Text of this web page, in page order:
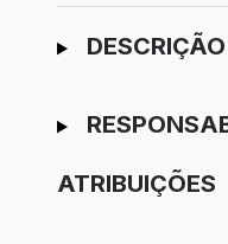
Ir para candidatura
ATRIBUIÇÕES